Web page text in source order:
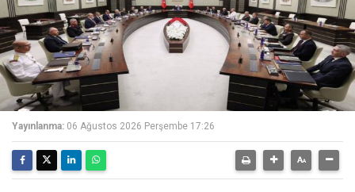
Yayınlanma: 06 Ağustos 2026 Perşembe 17:26